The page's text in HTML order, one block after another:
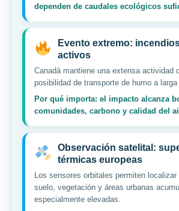
dependen de caudales ecológicos
Evento extremo:
activos
Canadá mantiene una extensa actividad
posibilidad de transporte de humo a
Por qué importa: el impacto alcanza
comunidades, carbono y calidad del
Observación satelital:
térmicas europeas
Los sensores orbitales permiten
suelo, vegetación y áreas urbanas
especialmente elevadas.